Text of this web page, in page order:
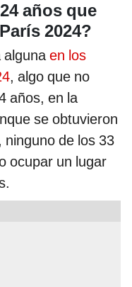
años que
2024?
algunaen los
, algo que no
años, en la
se obtuvieron
de los 33
ocupar un lugar